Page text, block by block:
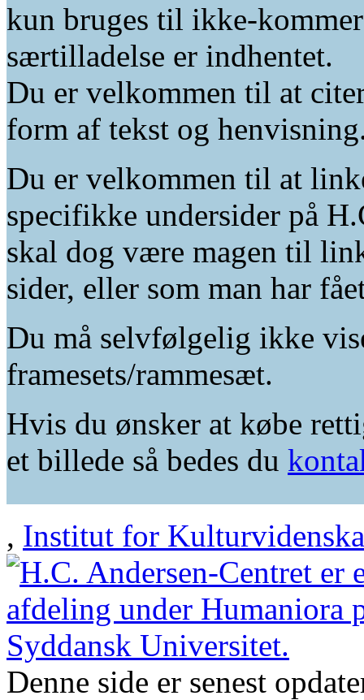
kun bruges til ikke-
særtilladelse er indhentet.
Du er velkommen til at
form af tekst og
Du er velkommen til at
specifikke undersider på
skal dog være magen til
sider, eller som man har
Du må selvfølgelig ikke
framesets/rammesæt.
Hvis du ønsker at købe
et billede så bedes du
, Institut for
Denne side er senest